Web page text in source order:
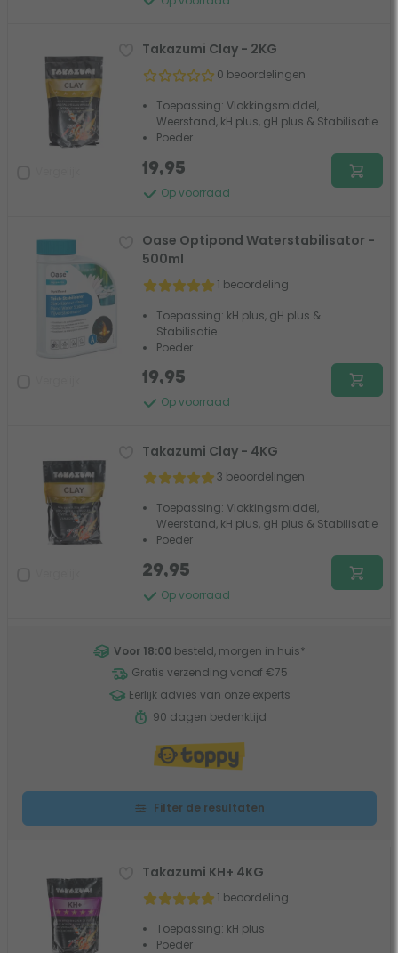
Takazumi Clay - 2KG
0 beoordelingen
Toepassing: Vlokkingsmiddel,
Weerstand, kH plus, gH plus & Stabilisatie
Poeder
Op voorraad
19,95
Oase Optipond Waterstabilisator -
500ml
1 beoordeling
Toepassing: kH plus, gH plus &
Stabilisatie
Poeder
Op voorraad
19,95
Takazumi Clay - 4KG
3 beoordelingen
Toepassing: Vlokkingsmiddel,
Weerstand, kH plus, gH plus & Stabilisatie
Poeder
Op voorraad
29,95
Voor 18:00 besteld, morgen in huis*
Gratis verzending vanaf €75
Eerlijk advies van onze experts
90 dagen bedenktijd
Filter de resultaten
Takazumi KH+ 4KG
1 beoordeling
Toepassing: kH plus
Poeder